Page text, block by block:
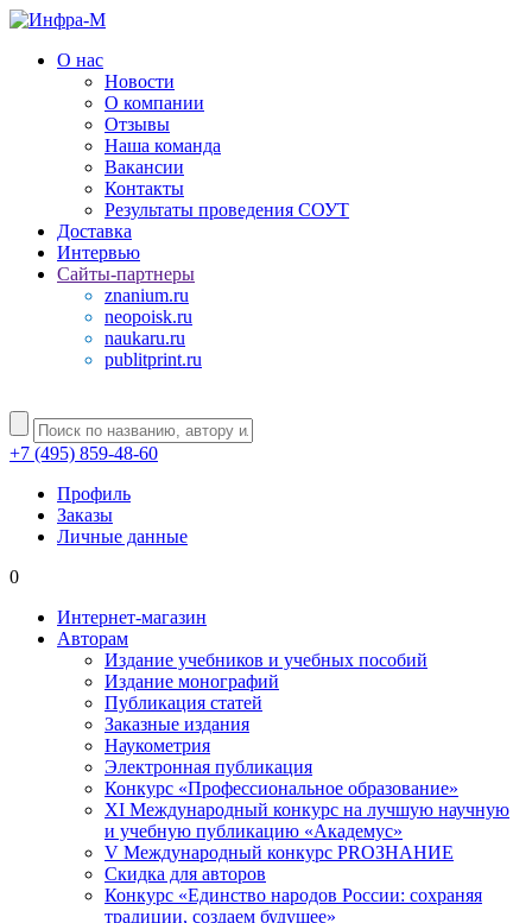
О нас
Новости
О компании
Отзывы
Наша команда
Вакансии
Контакты
Результаты проведения СОУТ
Доставка
Интервью
Сайты-партнеры
znanium.ru
neopoisk.ru
naukaru.ru
publitprint.ru
+7 (495) 859-48-60
Профиль
Заказы
Личные данные
0
Интернет-магазин
Авторам
Издание учебников и учебных пособий
Издание монографий
Публикация статей
Заказные издания
Наукометрия
Электронная публикация
Конкурс «Профессиональное образование»
XI Международный конкурс на лучшую научную
и учебную публикацию «Академус»
V Международный конкурс PROЗНАНИЕ
Скидка для авторов
Конкурс «Единство народов России: сохраняя
традиции, создаем будущее»